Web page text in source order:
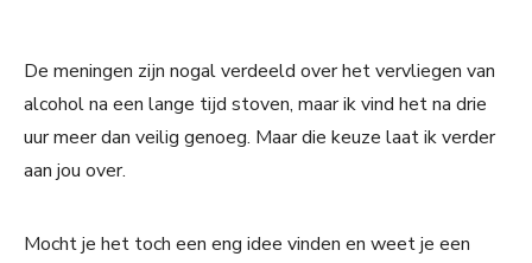
De meningen zijn nogal verdeeld over het vervliegen van
alcohol na een lange tijd stoven, maar ik vind het na drie
uur meer dan veilig genoeg. Maar die keuze laat ik verder
aan jou over.
Mocht je het toch een eng idee vinden en weet je een